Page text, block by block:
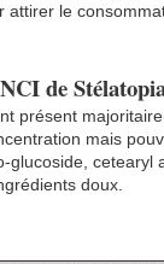
attirer le
de
présent
mais
glucoside, cetearyl
doux.